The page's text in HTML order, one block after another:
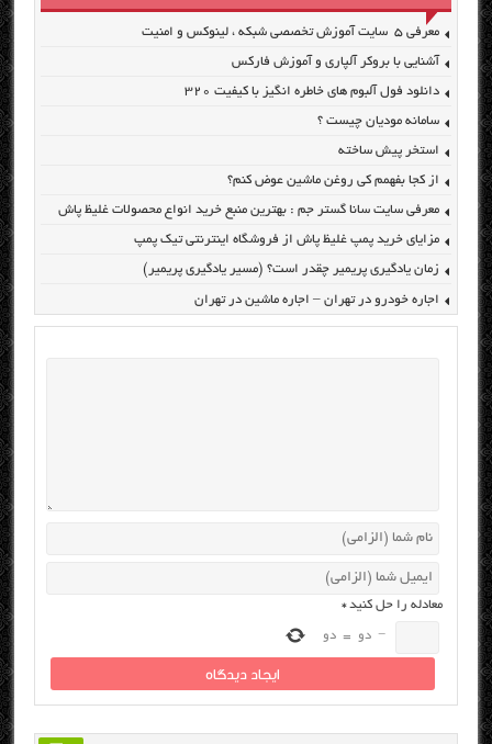
معرفی ۵ سایت آموزش تخصصی شبکه ، لینوکس و امنیت
آشنایی با بروکر آلپاری و آموزش فارکس
دانلود فول آلبوم های خاطره انگیز با کیفیت ۳۲۰
سامانه مودیان چیست ؟
استخر پیش ساخته
از کجا بفهمم کی روغن ماشین عوض کنم؟
معرفی سایت سانا گستر جم : بهترین منبع خرید انواع محصولات غلیظ پاش
مزایای خرید پمپ غلیظ پاش از فروشگاه اینترنتی تیک پمپ
زمان یادگیری پریمیر چقدر است؟ (مسیر یادگیری پریمیر)
اجاره خودرو در تهران – اجاره ماشین در تهران
معادله را حل کنید*
− دو = دو